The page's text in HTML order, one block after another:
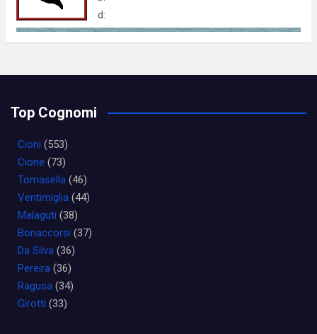
d:
Top Cognomi
Cioni (553)
Cione (73)
Tomasella (46)
Ventimiglia (44)
Malaguti (38)
Bonaccorsi (37)
Da Silva (36)
Pereira (36)
Ragusa (34)
Girotti (33)